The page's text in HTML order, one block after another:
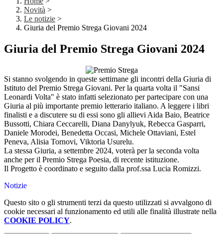
Novità >
Le notizie >
Giuria del Premio Strega Giovani 2024
Giuria del Premio Strega Giovani 2024
Si stanno svolgendo in queste settimane gli incontri della Giuria di
Istituto del Premio Strega Giovani. Per la quarta volta il "Sansi
Leonardi Volta" è stato infatti selezionato per partecipare con una
Giuria al più importante premio letterario italiano. A leggere i libri
finalisti e a discutere su di essi sono gli allievi Aida Baio, Beatrice
Bussotti, Chiara Ceccarelli, Diana Danylyuk, Rebecca Gasparri,
Daniele Morodei, Benedetta Occasi, Michele Ottaviani, Estel
Peneva, Alisia Tornovi, Viktoria Usurelu.
La stessa Giuria, a settembre 2024, voterà per la seconda volta
anche per il Premio Strega Poesia, di recente istituzione.
Il Progetto è coordinato e seguito dalla prof.ssa Lucia Romizzi.
Notizie
Questo sito o gli strumenti terzi da questo utilizzati si avvalgono di
cookie necessari al funzionamento ed utili alle finalità illustrate nella
COOKIE POLICY.